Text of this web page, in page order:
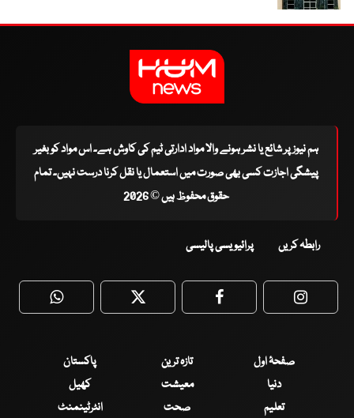
ہم نیوز پر شائع یا نشر ہونے والا مواد ادارتی ٹیم کی کاوش ہے۔ اس مواد کو بغیر
پیشگی اجازت کسی بھی صورت میں استعمال یا نقل کرنا درست نہیں۔ تمام
حقوق محفوظ ہیں © 2026
رابطہ کریں پرائیویسی پالیسی
WhatsApp Twitter Facebook
صفحۂ اول تازہ ترین
پاکستان
دنیا
معیشت
کھیل
تعلیم
صحت انٹرٹینمنٹ